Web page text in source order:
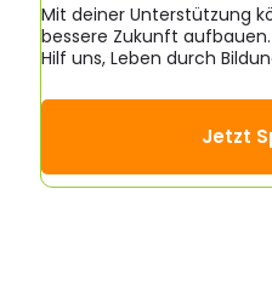
Mit deiner Unterstützung
bessere Zukunft aufbauen.
Hilf uns, Leben durch
Jetzt